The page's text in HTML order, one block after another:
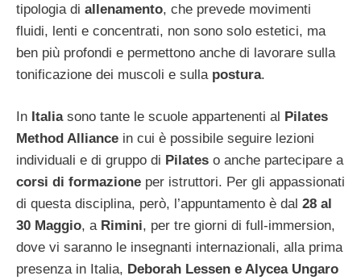
tipologia di allenamento, che prevede movimenti
fluidi, lenti e concentrati, non sono solo estetici, ma
ben più profondi e permettono anche di lavorare sulla
tonificazione dei muscoli e sullapostura.
In Italia sono tante le scuole appartenenti al Pilates
Method Alliance in cui è possibile seguire lezioni
individuali e di gruppo di Pilates o anche partecipare a
corsi di formazione per istruttori. Per gli appassionati
di questa disciplina, però, l’appuntamento è dal 28 al
30 Maggio, a Rimini, per tre giorni di full-immersion,
dove vi saranno le insegnanti internazionali, alla prima
presenza in Italia, Deborah Lessen e Alycea Ungaro